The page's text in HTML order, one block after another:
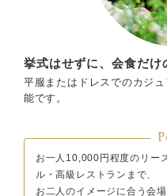
挙式はせずに、会食だけ
平服またはドレスでのカジ
能です。
お一人10,000円程度のリー
ル・高級レストランまで、
お二人のイメージに合う会